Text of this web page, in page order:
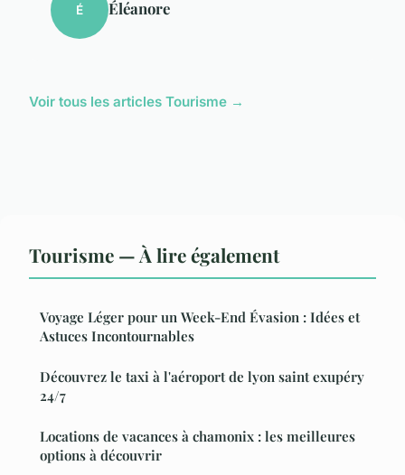
É Éléanore
Voir tous les articles Tourisme →
Tourisme — À lire également
Voyage Léger pour un Week-End Évasion : Idées et
Astuces Incontournables
Découvrez le taxi à l'aéroport de lyon saint exupéry
24/7
Locations de vacances à chamonix : les meilleures
options à découvrir